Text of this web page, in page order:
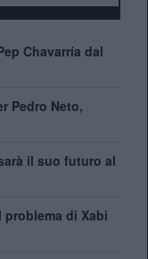
Chavarría dal
Pedro Neto,
il suo futuro al
di Xabi